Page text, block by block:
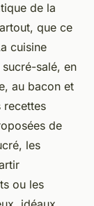
de la
que ce
cuisine
salé, en
au bacon et
recettes
de
les
ou les